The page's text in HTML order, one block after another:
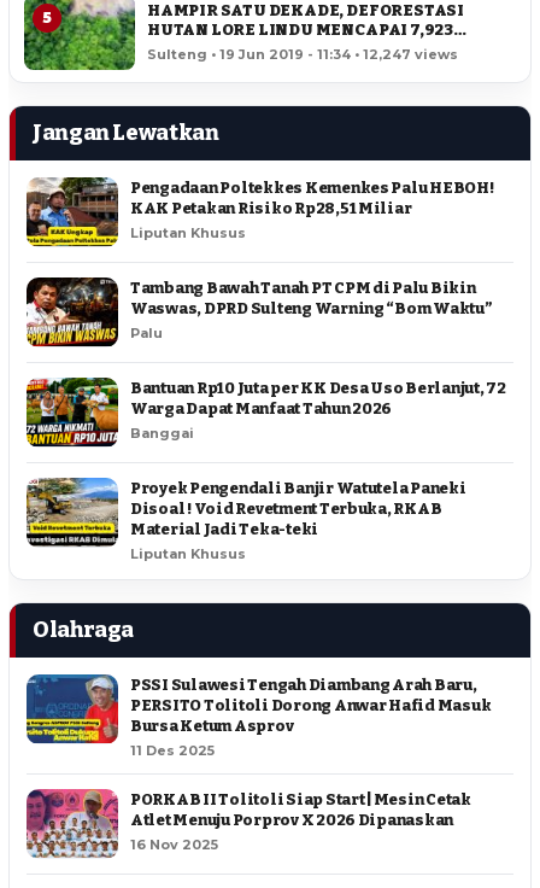
5
HAMPIR SATU DEKADE, DEFORESTASI
HUTAN LORE LINDU MENCAPAI 7,923
HEKTAR
Sulteng • 19 Jun 2019 - 11:34 • 12,247 views
Jangan Lewatkan
Pengadaan Poltekkes Kemenkes Palu HEBOH!
KAK Petakan Risiko Rp28,51 Miliar
Liputan Khusus
Tambang Bawah Tanah PT CPM di Palu Bikin
Waswas, DPRD Sulteng Warning “Bom Waktu”
Palu
Bantuan Rp10 Juta per KK Desa Uso Berlanjut, 72
Warga Dapat Manfaat Tahun 2026
Banggai
Proyek Pengendali Banjir Watutela Paneki
Disoal ! Void Revetment Terbuka, RKAB
Material Jadi Teka-teki
Liputan Khusus
Olahraga
PSSI Sulawesi Tengah Diambang Arah Baru,
PERSITO Tolitoli Dorong Anwar Hafid Masuk
Bursa Ketum Asprov
11 Des 2025
PORKAB II Tolitoli Siap Start | Mesin Cetak
Atlet Menuju Porprov X 2026 Dipanaskan
16 Nov 2025